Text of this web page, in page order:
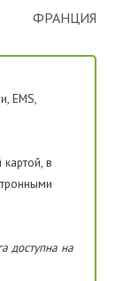
ФРАНЦИЯ
EMS,
в
доступна на